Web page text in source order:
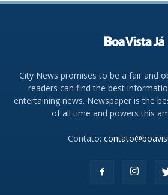
City News promises to be a fair and
readers can find the best
entertaining news. Newspaper is the
of all time and powers this
Contato: